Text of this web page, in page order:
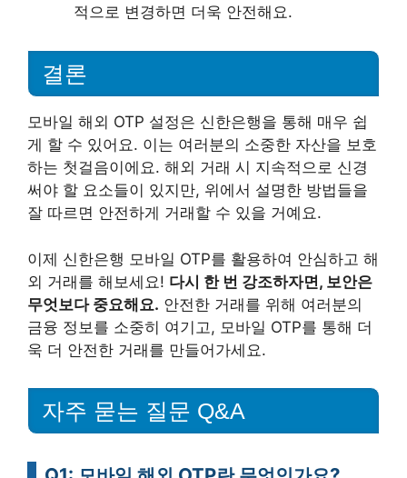
적으로 변경하면 더욱 안전해요.
결론
모바일 해외 OTP 설정은 신한은행을 통해 매우 쉽
게 할 수 있어요. 이는 여러분의 소중한 자산을 보호
하는 첫걸음이에요. 해외 거래 시 지속적으로 신경
써야 할 요소들이 있지만, 위에서 설명한 방법들을
잘 따르면 안전하게 거래할 수 있을 거예요.
이제 신한은행 모바일 OTP를 활용하여 안심하고 해
외 거래를 해보세요! 다시 한 번 강조하자면, 보안은
무엇보다 중요해요. 안전한 거래를 위해 여러분의
금융 정보를 소중히 여기고, 모바일 OTP를 통해 더
욱 더 안전한 거래를 만들어가세요.
자주 묻는 질문 Q&A